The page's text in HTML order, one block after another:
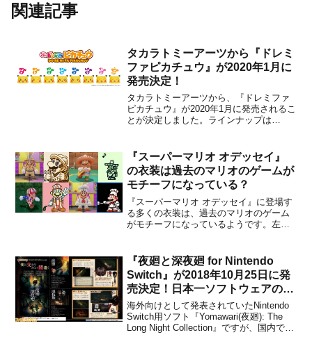
関連記事
タカラトミーアーツから『ドレミ
ファピカチュウ』が2020年1月に
発売決定！
タカラトミーアーツから、『ドレミファ
ピカチュウ』が2020年1月に発売されるこ
とが決定しました。ラインナップは
販売価格は各1,650円(税込)に設定されて
います。本商品は、ドレミファソラシド
の8音階を再現してく...
『スーパーマリオ オデッセイ』
の衣装は過去のマリオのゲームが
モチーフになっている？
『スーパーマリオ オデッセイ』に登場す
る多くの衣装は、過去のマリオのゲーム
がモチーフになっているようです。左上
ッシーのクッキーです。こうした小ネタ
を色々と挟んでくるのは任天堂らしいで
すね。懐かしさを感じ...
『夜廻と深夜廻 for Nintendo
Switch』が2018年10月25日に発
売決定！日本一ソフトウェアのホ
ラーADV
海外向けとして発表されていたNintendo
Switch用ソフト『Yomawari(夜廻): The
Long Night Collection』ですが、国内でも